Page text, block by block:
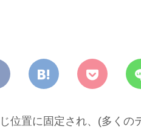
位置に固定され、(多くの